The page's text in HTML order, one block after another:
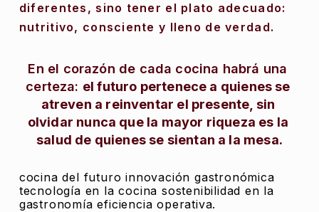
diferentes, sino tener el plato adecuado:
nutritivo, consciente y lleno de verdad.
En el corazón de cada cocina habrá una
certeza: el futuro pertenece a quienes se
atreven a reinventar el presente, sin
olvidar nunca que la mayor riqueza es la
salud de quienes se sientan a la mesa.
cocina del futuro innovación gastronómica
tecnología en la cocina sostenibilidad en la
gastronomía eficiencia operativa.